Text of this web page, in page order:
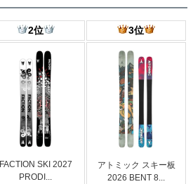
2位 3位
FACTION SKI 2027
PRODI...
アトミック スキー板
2026 BENT 8...